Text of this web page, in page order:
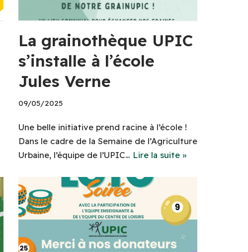
La grainothèque UPIC
s’installe à l’école
Jules Verne
09/05/2025
Une belle initiative prend racine à l’école !
Dans le cadre de la Semaine de l’Agriculture
Urbaine, l’équipe de l’UPIC… Lire la suite »